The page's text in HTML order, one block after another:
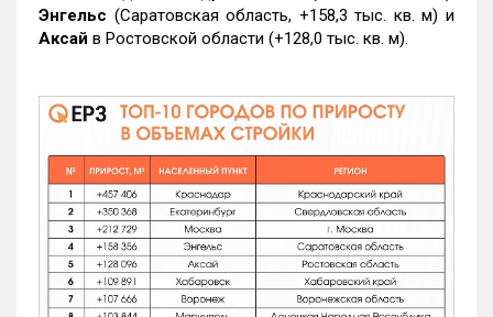
Энгельс (Саратовская область, +158,3 тыс. кв. м) и
Аксай в Ростовской области (+128,0 тыс. кв. м).